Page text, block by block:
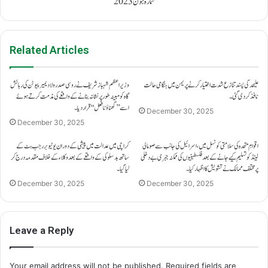
Related Articles
وزیراعظم شہباز شریف نے روسی صدر ولادیمیر پیوٹن کی رہائش
گاہ کو مبینہ طور پر نشانہ بنانے کے واقعے کی مذمت کرتے ہوئے
اسے ’’گھناؤنا فعل‘‘ قرار دیا۔
December 30, 2025
علیحدگی پسند تنازع شدت اختیار کرنے پر یمن میں ہنگامی حالت
نافذ کر دی گئی۔
December 30, 2025
کراچی میں عدالت میں پیشی کے دوران یوٹیوبر رجب بٹ کے
ساتھ بدسلوکی کے واقعے کے بعد وکلاء کے خلاف مقدمہ درج کر
لیا گیا۔
December 30, 2025
اقوامِ متحدہ کی سلامتی کونسل میں، اسرائیل کی جانب سے صومالی
لینڈ کو تسلیم کیے جانے کے بعد فلسطینیوں کی ممکنہ جبری بے دخلی
پر مختلف ممالک نے تشویش کا اظہار کیا۔
December 30, 2025
Leave a Reply
Your email address will not be published. Required fields are